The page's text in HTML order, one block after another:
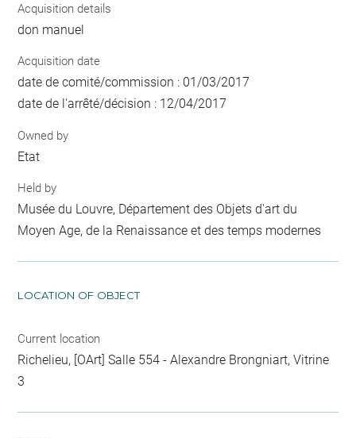
Acquisition details
don manuel
Acquisition date
date de comité/commission : 01/03/2017
date de l'arrêté/décision : 12/04/2017
Owned by
Etat
Held by
Musée du Louvre, Département des Objets d'art du
Moyen Age, de la Renaissance et des temps modernes
LOCATION OF OBJECT
Current location
Richelieu, [OArt] Salle 554 - Alexandre Brongniart, Vitrine
3